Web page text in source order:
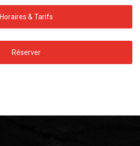
Horaires & Tarifs
Réserver